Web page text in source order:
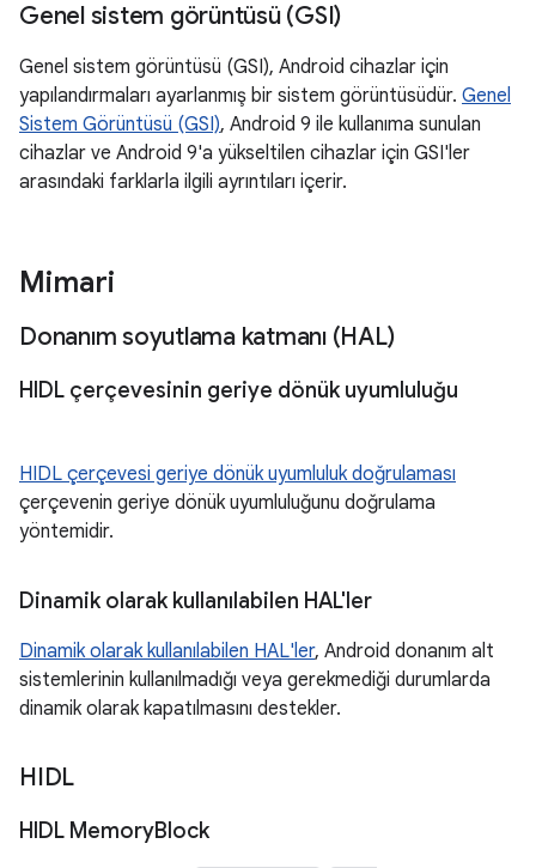
Genel sistem görüntüsü (GSI)
Genel sistem görüntüsü (GSI), Android cihazlar için
yapılandırmaları ayarlanmış bir sistem görüntüsüdür. Genel
Sistem Görüntüsü (GSI), Android 9 ile kullanıma sunulan
cihazlar ve Android 9'a yükseltilen cihazlar için GSI'ler
arasındaki farklarla ilgili ayrıntıları içerir.
Mimari
Donanım soyutlama katmanı (HAL)
HIDL çerçevesinin geriye dönük uyumluluğu
HIDL çerçevesi geriye dönük uyumluluk doğrulaması
çerçevenin geriye dönük uyumluluğunu doğrulama
yöntemidir.
Dinamik olarak kullanılabilen HAL'ler
Dinamik olarak kullanılabilen HAL'ler, Android donanım alt
sistemlerinin kullanılmadığı veya gerekmediği durumlarda
dinamik olarak kapatılmasını destekler.
HIDL
HIDL MemoryBlock